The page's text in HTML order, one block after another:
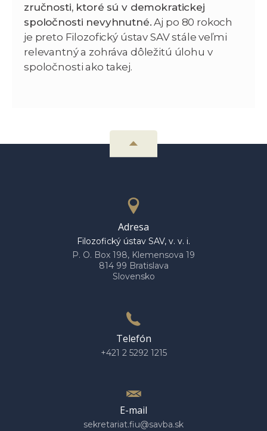
zručnosti, ktoré sú v demokratickej
spoločnosti nevyhnutné. Aj po 80 rokoch
je preto Filozofický ústav SAV stále veľmi
relevantný a zohráva dôležitú úlohu v
spoločnosti ako takej.
Adresa
Filozofický ústav SAV, v. v. i.
P. O. Box 198, Klemensova 19
814 99 Bratislava
Slovensko
Telefón
+421 2 5292 1215
E-mail
sekretariat.fiu@savba.sk